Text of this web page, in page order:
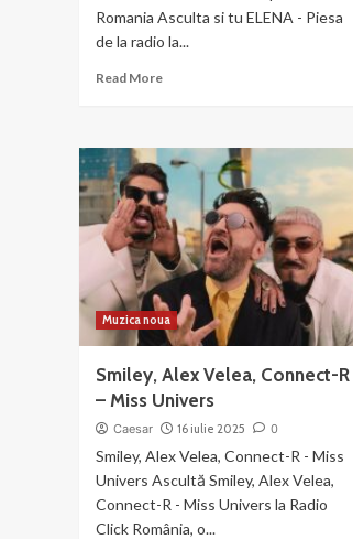
Romania Asculta si tu ELENA - Piesa
de la radio la...
Read MoreRead
Piesa
de
la
radio
Muzica noua
Smiley, Alex Velea, Connect-R
– Miss Univers
Caesar 16 iulie 2025 0
Smiley, Alex Velea, Connect-R - Miss
Univers Ascultă Smiley, Alex Velea,
Connect-R - Miss Univers la Radio
Click România, o...